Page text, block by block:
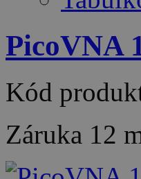
PicoVNA
Kód
Záruka 12